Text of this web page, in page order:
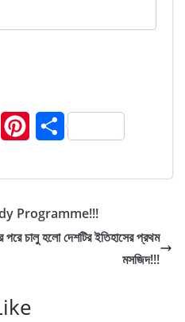
W
n
t
e
S
a
r
e
Programme!!!
চালু হলো দেশটির ইতিহাসের প্রথম
মসজিদ!!!